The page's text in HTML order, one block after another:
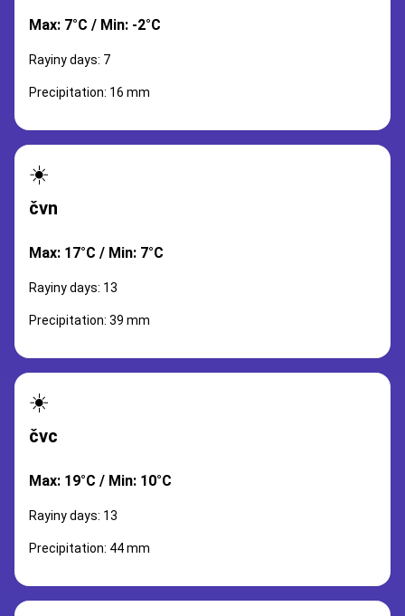
Max: 7°C / Min: -2°C
Rayiny days: 7
Precipitation: 16 mm
☀️
čvn
Max: 17°C / Min: 7°C
Rayiny days: 13
Precipitation: 39 mm
☀️
čvc
Max: 19°C / Min: 10°C
Rayiny days: 13
Precipitation: 44 mm